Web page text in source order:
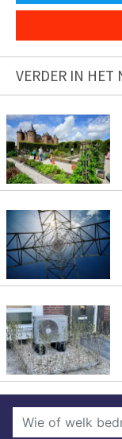
VERDER IN HET